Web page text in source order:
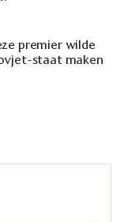
premier wilde
staat maken